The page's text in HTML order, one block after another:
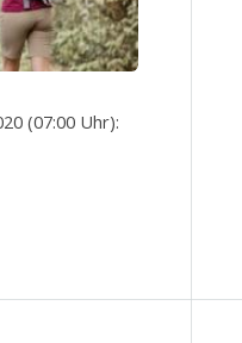
(07:00 Uhr):